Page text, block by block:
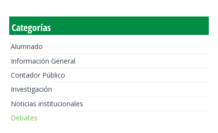
Categorías
Alumnado
Información General
Contador Público
Investigación
Noticias institucionales
Debates